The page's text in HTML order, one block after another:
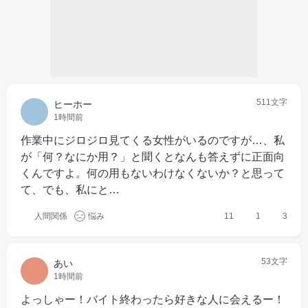
ヒーホー
1時間前
511文字
作業中にジロジロ見てくる女性がいるのですが…、私
が「何？なにか用？」と聞くとなんも答えずに正面向
くんですよ。何の用もないわけなくないか？と思って
て、でも、私にと…
人間関係 悩み 11 1 3
あい
1時間前
53文字
よっしゃー！バイト終わったら好きな人に会えるー！